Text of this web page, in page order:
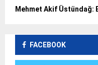
Mehmet Akif Üstündağ:
FACEBOOK